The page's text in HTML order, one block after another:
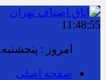
11:48:56
امروز : پنجشنبه, ۱۵ مرداد , ۱۴۰۵
صفحه اصلی